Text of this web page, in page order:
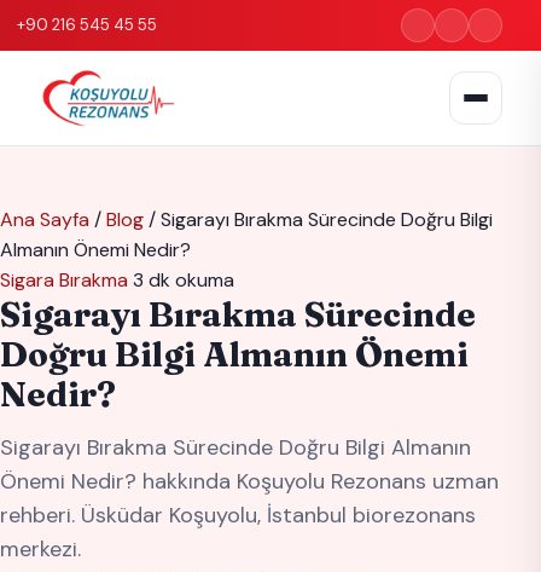
+90 216 545 45 55
Ana Sayfa /Blog/Sigarayı Bırakma Sürecinde Doğru Bilgi
Almanın Önemi Nedir?
Sigara Bırakma 3 dk okuma
Sigarayı Bırakma Sürecinde
Doğru Bilgi Almanın Önemi
Nedir?
Sigarayı Bırakma Sürecinde Doğru Bilgi Almanın
Önemi Nedir? hakkında Koşuyolu Rezonans uzman
rehberi. Üsküdar Koşuyolu, İstanbul biorezonans
merkezi.